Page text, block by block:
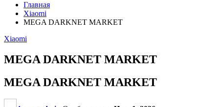
Главная
Xiaomi
MEGA DARKNET MARKET
Xiaomi
MEGA DARKNET MARKET
MEGA DARKNET MARKET